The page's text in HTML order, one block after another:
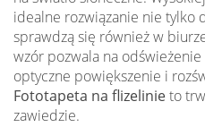
idealne rozwiązanie nie tylko
sprawdzą się również w
wzór pozwala na
optyczne powiększenie i
Fototapeta na flizelinieto
zawiedzie.